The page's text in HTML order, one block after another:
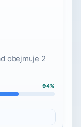
obejmuje 2
94%